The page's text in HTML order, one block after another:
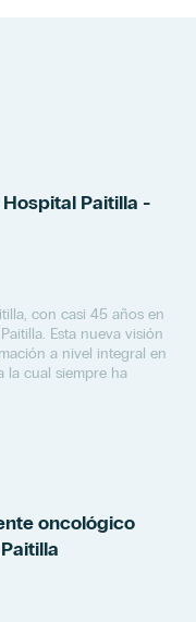
Paitilla -
con casi 45 años en
Esta nueva visión
a nivel integral en
la cual siempre ha
oncológico